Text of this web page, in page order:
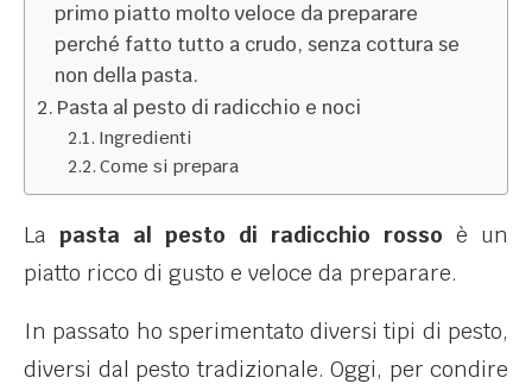
primo piatto molto veloce da preparare
perché fatto tutto a crudo, senza cottura se
non della pasta.
Pasta al pesto di radicchio e noci
Ingredienti
Come si prepara
La pasta al pesto di radicchio rosso è un
piatto ricco di gusto e veloce da preparare.
In passato ho sperimentato diversi tipi di pesto,
diversi dal pesto tradizionale. Oggi, per condire